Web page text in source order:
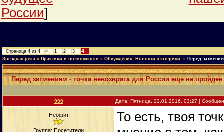
России]
Страница 4 из 4 « 1 2 3 4
Звёздная река » Практики и возможности » Обсуждения. Новости эзотерики. » Перед
Перед затмением - точка невозврата для России еще не пройден
999 Дата: Пятница, 22.01.2016, 03:27 |
Неофит
Группа: Посетители
То есть, твоя